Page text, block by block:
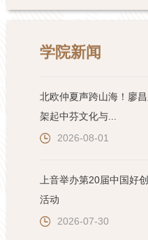
学院新闻
北欧仲夏声跨山海！廖
架起中芬文化与...
2026-08-01
上音举办第20届中国好
活动
2026-07-30